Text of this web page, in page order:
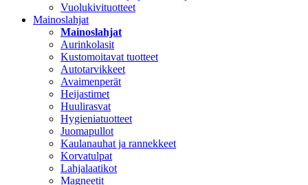
Vuolukivituotteet
Mainoslahjat
Mainoslahjat
Aurinkolasit
Kustomoitavat tuotteet
Autotarvikkeet
Avaimenperät
Heijastimet
Huulirasvat
Hygieniatuotteet
Juomapullot
Kaulanauhat ja rannekkeet
Korvatulpat
Lahjalaatikot
Magneetit